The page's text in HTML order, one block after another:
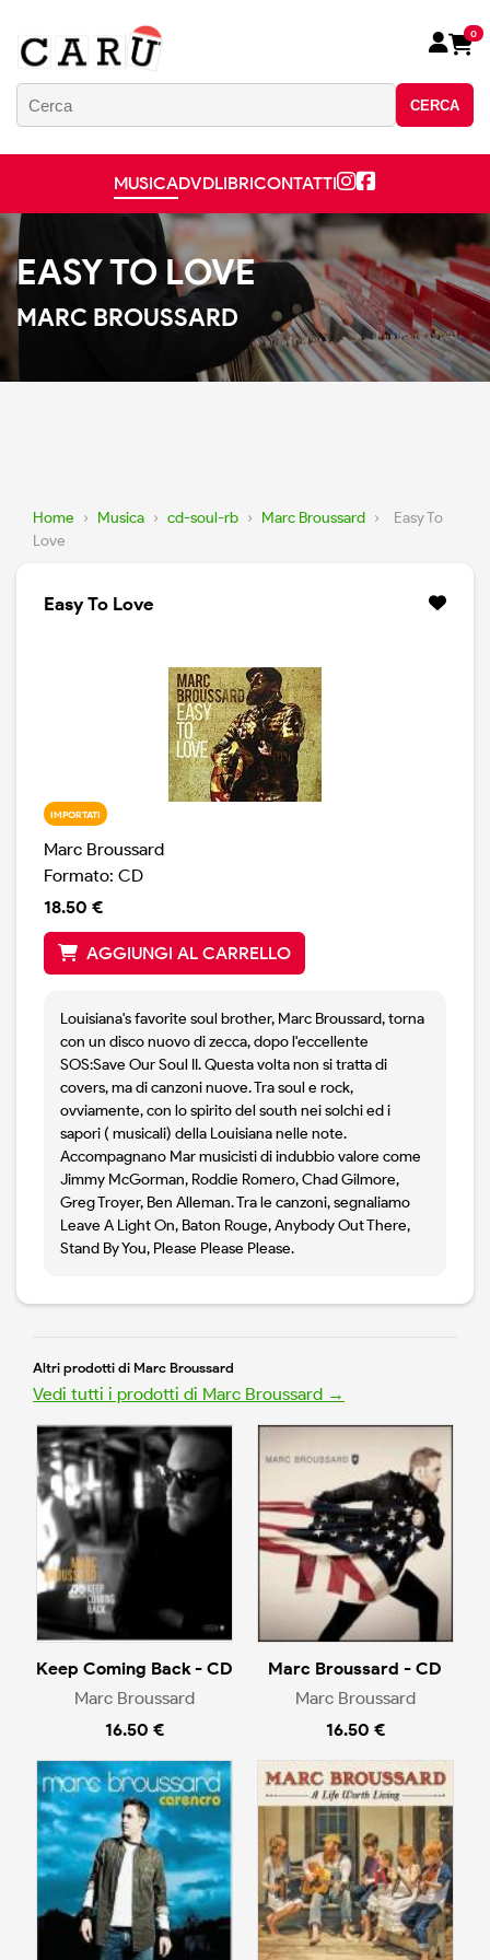
CERCA
0
MUSICADVDLIBRICONTATTI
EASY TO LOVE
MARC BROUSSARD
Home › Musica › cd-soul-rb › Marc Broussard ›
Easy To
Love
Easy To Love
IMPORTATI
Marc Broussard
Formato: CD
18.50 €
AGGIUNGI AL CARRELLO
Louisiana's favorite soul brother, Marc Broussard, torna
con un disco nuovo di zecca, dopo l'eccellente
SOS:Save Our Soul II. Questa volta non si tratta di
covers, ma di canzoni nuove. Tra soul e rock,
ovviamente, con lo spirito del south nei solchi ed i
sapori ( musicali) della Louisiana nelle note.
Accompagnano Mar musicisti di indubbio valore come
Jimmy McGorman, Roddie Romero, Chad Gilmore,
Greg Troyer, Ben Alleman. Tra le canzoni, segnaliamo
Leave A Light On, Baton Rouge, Anybody Out There,
Stand By You, Please Please Please.
Altri prodotti di Marc Broussard
Vedi tutti i prodotti di Marc Broussard →
Keep Coming Back - CD
Marc Broussard
16.50 €
Marc Broussard - CD
Marc Broussard
16.50 €